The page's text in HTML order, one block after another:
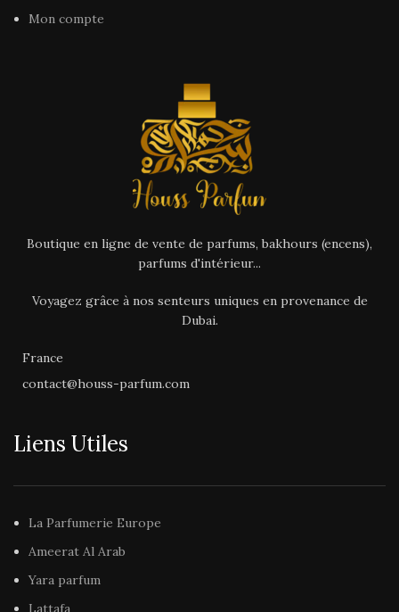
Mon compte
Boutique en ligne de vente de parfums, bakhours (encens),
parfums d'intérieur...
Voyagez grâce à nos senteurs uniques en provenance de
Dubai.
France
contact@houss-parfum.com
Liens Utiles
La Parfumerie Europe
Ameerat Al Arab
Yara parfum
Lattafa